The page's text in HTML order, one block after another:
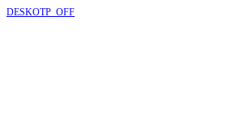
DESKOTP_OFF